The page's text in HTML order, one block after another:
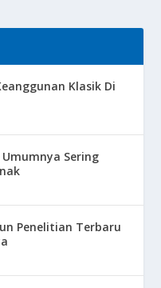
Klasik Di
Umumnya Sering
Penelitian Terbaru